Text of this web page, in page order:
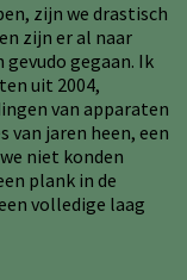
zijn we drastisch
zijn er al naar
gegaan. Ik
uit 2004,
van apparaten
van jaren heen, een
niet konden
plank in de
volledige laag